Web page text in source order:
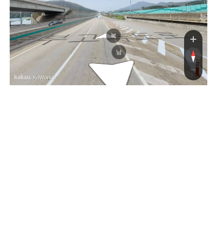
부고속도로
북
남
, KnWorks